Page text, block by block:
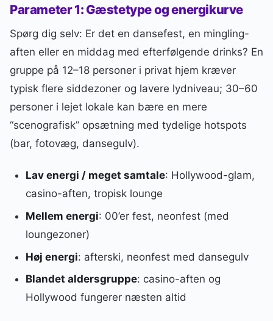
Parameter 1: Gæstetype og energikurve
Spørg dig selv: Er det en dansefest, en mingling-
aften eller en middag med efterfølgende drinks? En
gruppe på 12–18 personer i privat hjem kræver
typisk flere siddezoner og lavere lydniveau; 30–60
personer i lejet lokale kan bære en mere
“scenografisk” opsætning med tydelige hotspots
(bar, fotovæg, dansegulv).
Lav energi / meget samtale: Hollywood-glam,
casino-aften, tropisk lounge
Mellem energi: 00’er fest, neonfest (med
loungezoner)
Høj energi: afterski, neonfest med dansegulv
Blandet aldersgruppe: casino-aften og
Hollywood fungerer næsten altid